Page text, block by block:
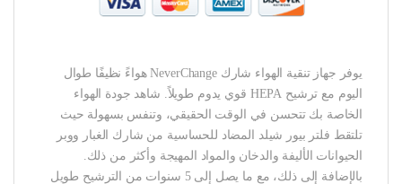
يوفر جهاز تنقية الهواء شارك NeverChange هواءً نظيفًا طوال
اليوم مع ترشيح HEPA قوي يدوم طويلاً. شاهد جودة الهواء
الخاصة بك تتحسن في الوقت الحقيقي، وتنفس بسهولة حيث
تلتقط فلتر بيور شيلد المضاد للحساسية من شارك الغبار ووبر
الحيوانات الأليفة والدخان والمواد المهيجة وأكثر من ذلك.
بالإضافة إلى ذلك، مع ما يصل إلى 5 سنوات من الترشيح طويل